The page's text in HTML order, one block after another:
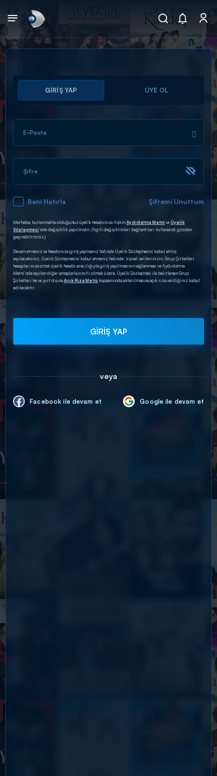
Arama
ARAMA SONUÇLARI
DİĞER SONUÇLAR
GİRİŞ YAP ÜYE OL
E-Posta
Şifre
Beni Hatırla Şifremi Unuttum
Merhaba, kullanmakta olduğunuz üyelik hesabınıza ilişkinAydınlatma Metni veÜyelik
Sözleşmesi’nde değişiklik yapılmıştır. (İlgili değişiklikleri bağlantıları kullanarak gözden
geçirebilirsiniz.)
Devam etmeniz ve hesabınıza giriş yapmanız halinde Üyelik Sözleşmesini kabul etmiş
sayılacaksınız. Üyelik Sözleşmesini kabul etmeniz halinde; kişisel verilerinizin, Grup Şirketleri
hesaplarınıza ortak üyelik hesabı aracılığıyla giriş yapılmasının sağlanması ve Aydınlatma
Metni’nde sayılan diğer amaçlarla sınırlı olmak üzere, Üyelik Sözleşmesi ile belirlenen Grup
Şirketleri’ne ve yurt dışınaAçık Rıza Metni kapsamında aktarılmasına açık rıza verdiğiniz kabul
edilecektir.
GİRİŞ YAP
veya
Facebook ile devam et Google ile devam et